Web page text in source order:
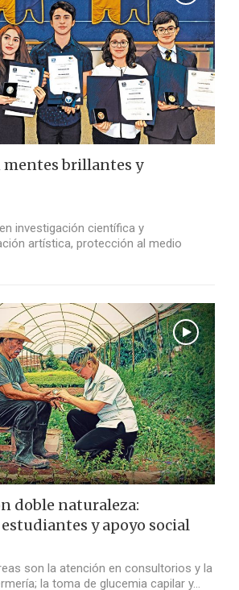
mentes brillantes y
investigación científica y
artística, protección al medio
doble naturaleza:
y apoyo social
son la atención en consultorios y la
la toma de glucemia capilar y…